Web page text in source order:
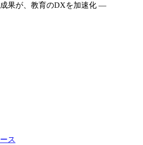
果が、教育のDXを加速化 —
ス